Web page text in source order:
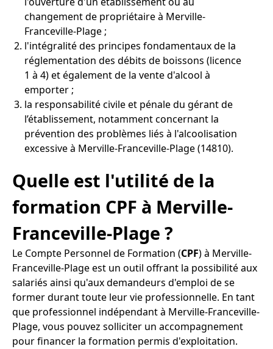
changement de propriétaire à Merville-
Franceville-Plage ;
l'intégralité des principes fondamentaux de la
réglementation des débits de boissons (licence
1 à 4) et également de la vente d'alcool à
emporter ;
la responsabilité civile et pénale du gérant de
l’établissement, notamment concernant la
prévention des problèmes liés à l'alcoolisation
excessive à Merville-Franceville-Plage (14810).
Quelle est l'utilité de la
formation CPF à Merville-
Franceville-Plage ?
Le Compte Personnel de Formation (CPF) à Merville-
Franceville-Plage est un outil offrant la possibilité aux
salariés ainsi qu'aux demandeurs d'emploi de se
former durant toute leur vie professionnelle. En tant
que professionnel indépendant à Merville-Franceville-
Plage, vous pouvez solliciter un accompagnement
pour financer la formation permis d'exploitation.